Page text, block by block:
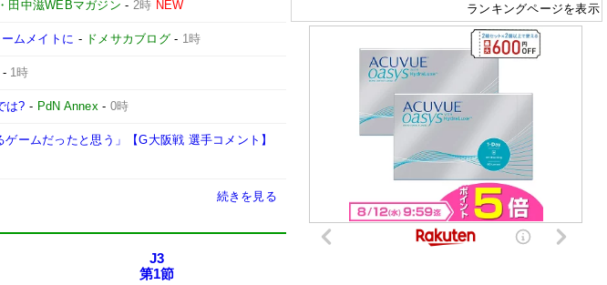
田中滋WEBマガジン - 2時 NEW
ムメイトに - ドメサカブログ- 1時
- 1時
は? - PdN Annex- 0時
ームだったと思う」【G大阪戦 選手コメント】
続きを見る
J3
第1節
ランキングページを表示